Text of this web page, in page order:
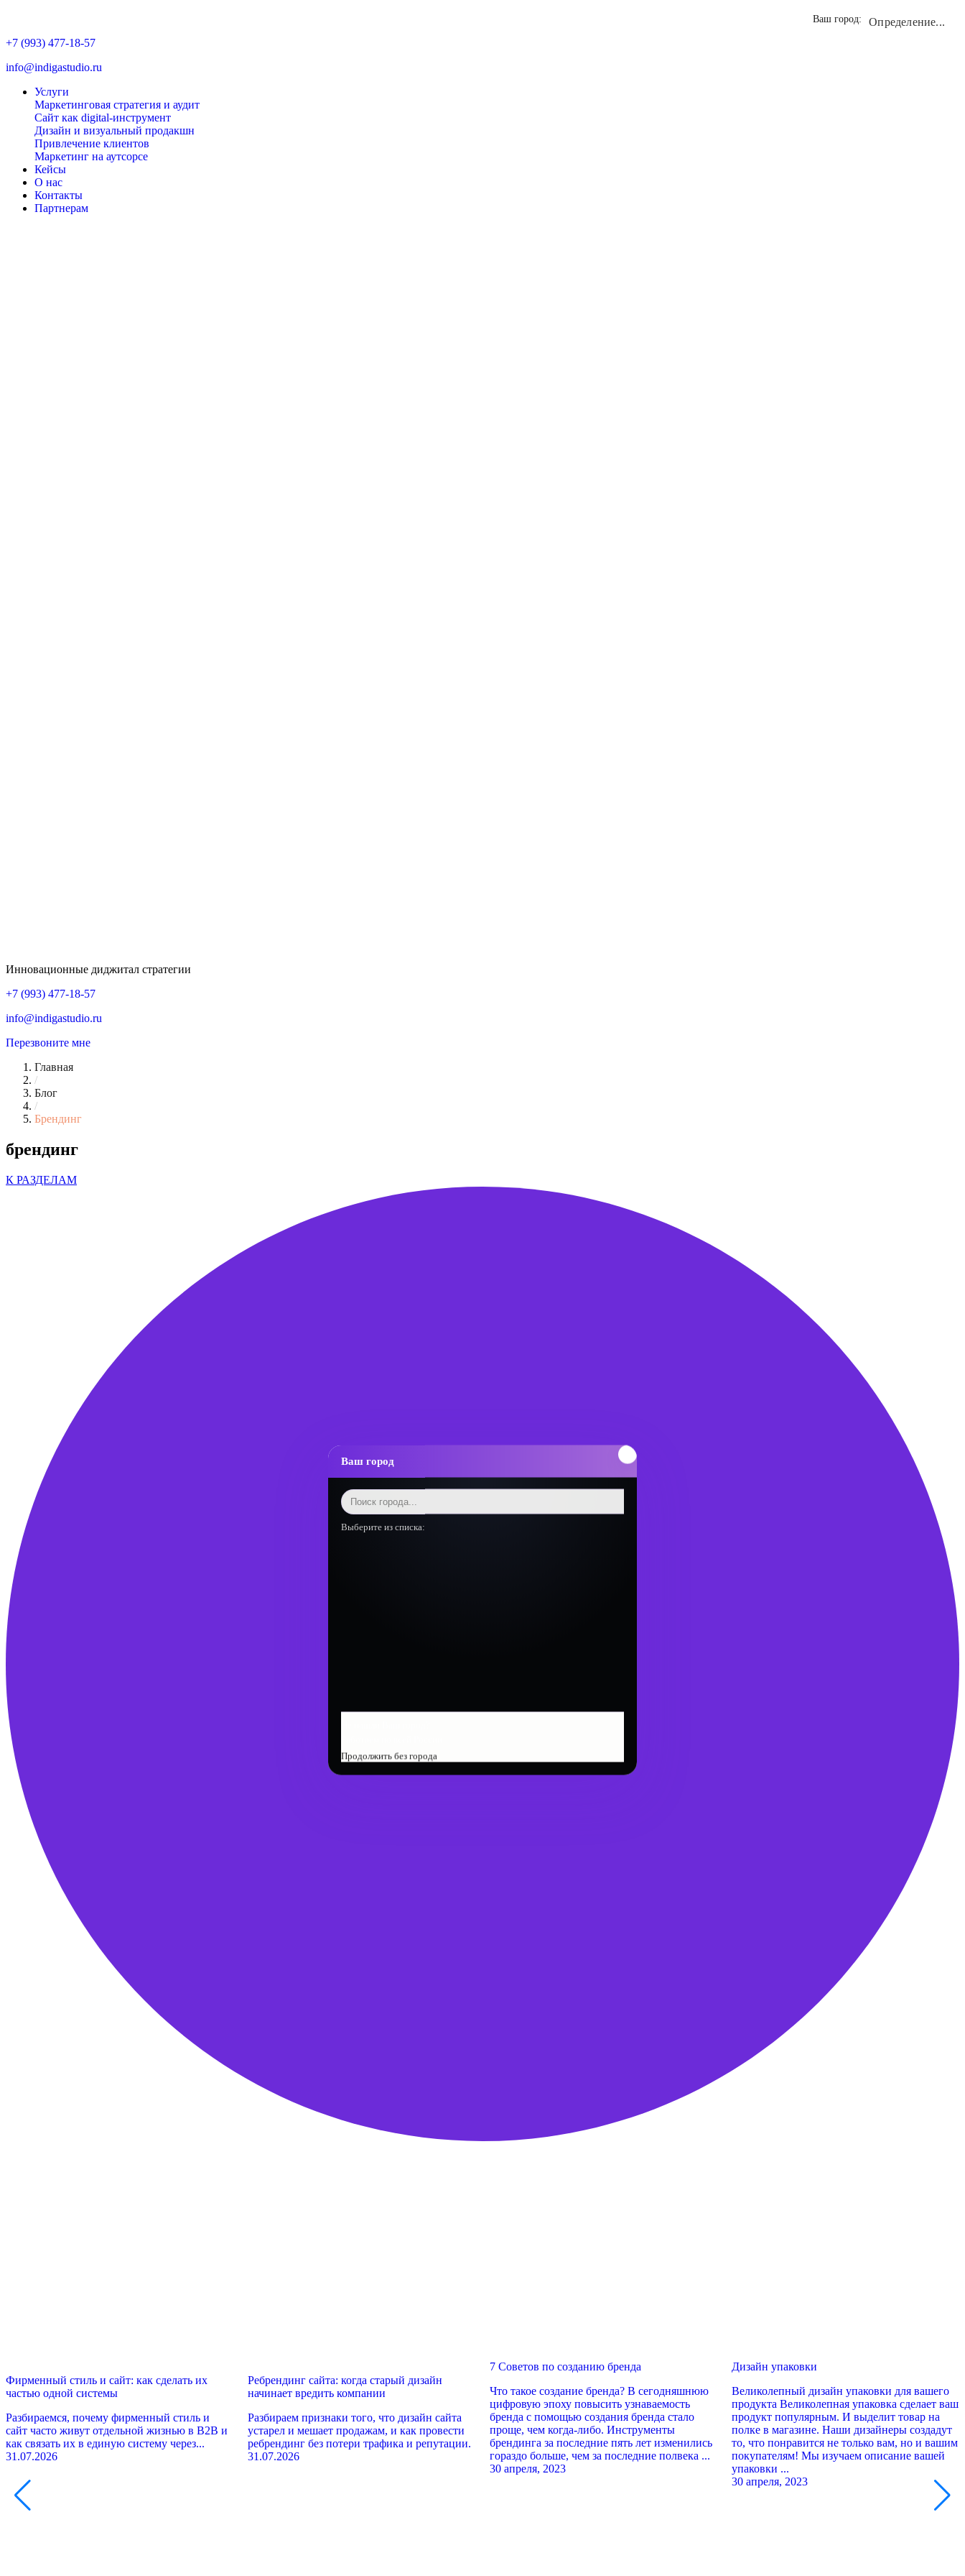
Ваш город:
Определение...
+7 (993) 477-18-57
info@indigastudio.ru
Услуги
Маркетинговая стратегия и аудит
Сайт как digital-инструмент
Дизайн и визуальный продакшн
Привлечение клиентов
Маркетинг на аутсорсе
Кейсы
О нас
Контакты
Партнерам
Инновационные диджитал стратегии
+7 (993) 477-18-57
info@indigastudio.ru
Перезвоните мне
Главная
/
Блог
/
Брендинг
брендинг
К РАЗДЕЛАМ
Фирменный стиль и сайт: как сделать их
частью одной системы
Разбираемся, почему фирменный стиль и
сайт часто живут отдельной жизнью в B2B и
как связать их в единую систему через...
31.07.2026
Ребрендинг сайта: когда старый дизайн
начинает вредить компании
Разбираем признаки того, что дизайн сайта
устарел и мешает продажам, и как провести
ребрендинг без потери трафика и репутации.
31.07.2026
7 Советов по созданию бренда
Что такое создание бренда? В сегодняшнюю
цифровую эпоху повысить узнаваемость
бренда с помощью создания бренда стало
проще, чем когда-либо. Инструменты
брендинга за последние пять лет изменились
гораздо больше, чем за последние полвека ...
30 апреля, 2023
Дизайн упаковки
Великолепный дизайн упаковки для вашего
продукта Великолепная упаковка сделает ваш
продукт популярным. И выделит товар на
полке в магазине. Наши дизайнеры создадут
то, что понравится не только вам, но и вашим
покупателям! Мы изучаем описание вашей
упаковки ...
30 апреля, 2023
Ваш город
Выберите из списка:
Продолжить без города